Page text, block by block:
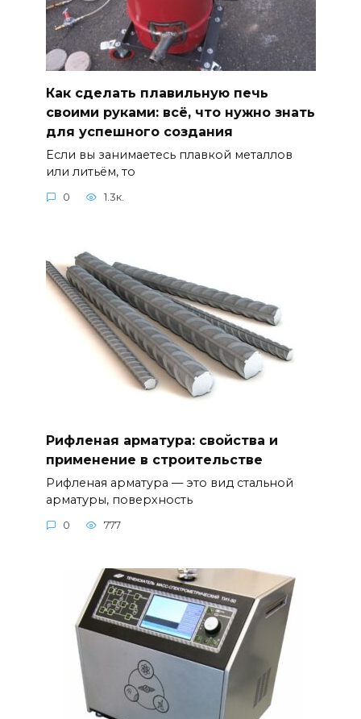
Как сделать плавильную печь
своими руками: всё, что нужно знать
для успешного создания
Если вы занимаетесь плавкой металлов
или литьём, то
0 1.3к.
Рифленая арматура: свойства и
применение в строительстве
Рифленая арматура — это вид стальной
арматуры, поверхность
0 777